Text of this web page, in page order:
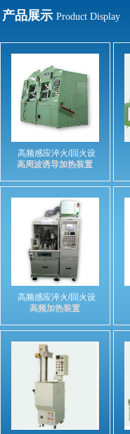
产品展示 Product Display
高频感应淬火/回火设
高周波诱导加热装置
高频感应淬火/回火设
高频加热装置